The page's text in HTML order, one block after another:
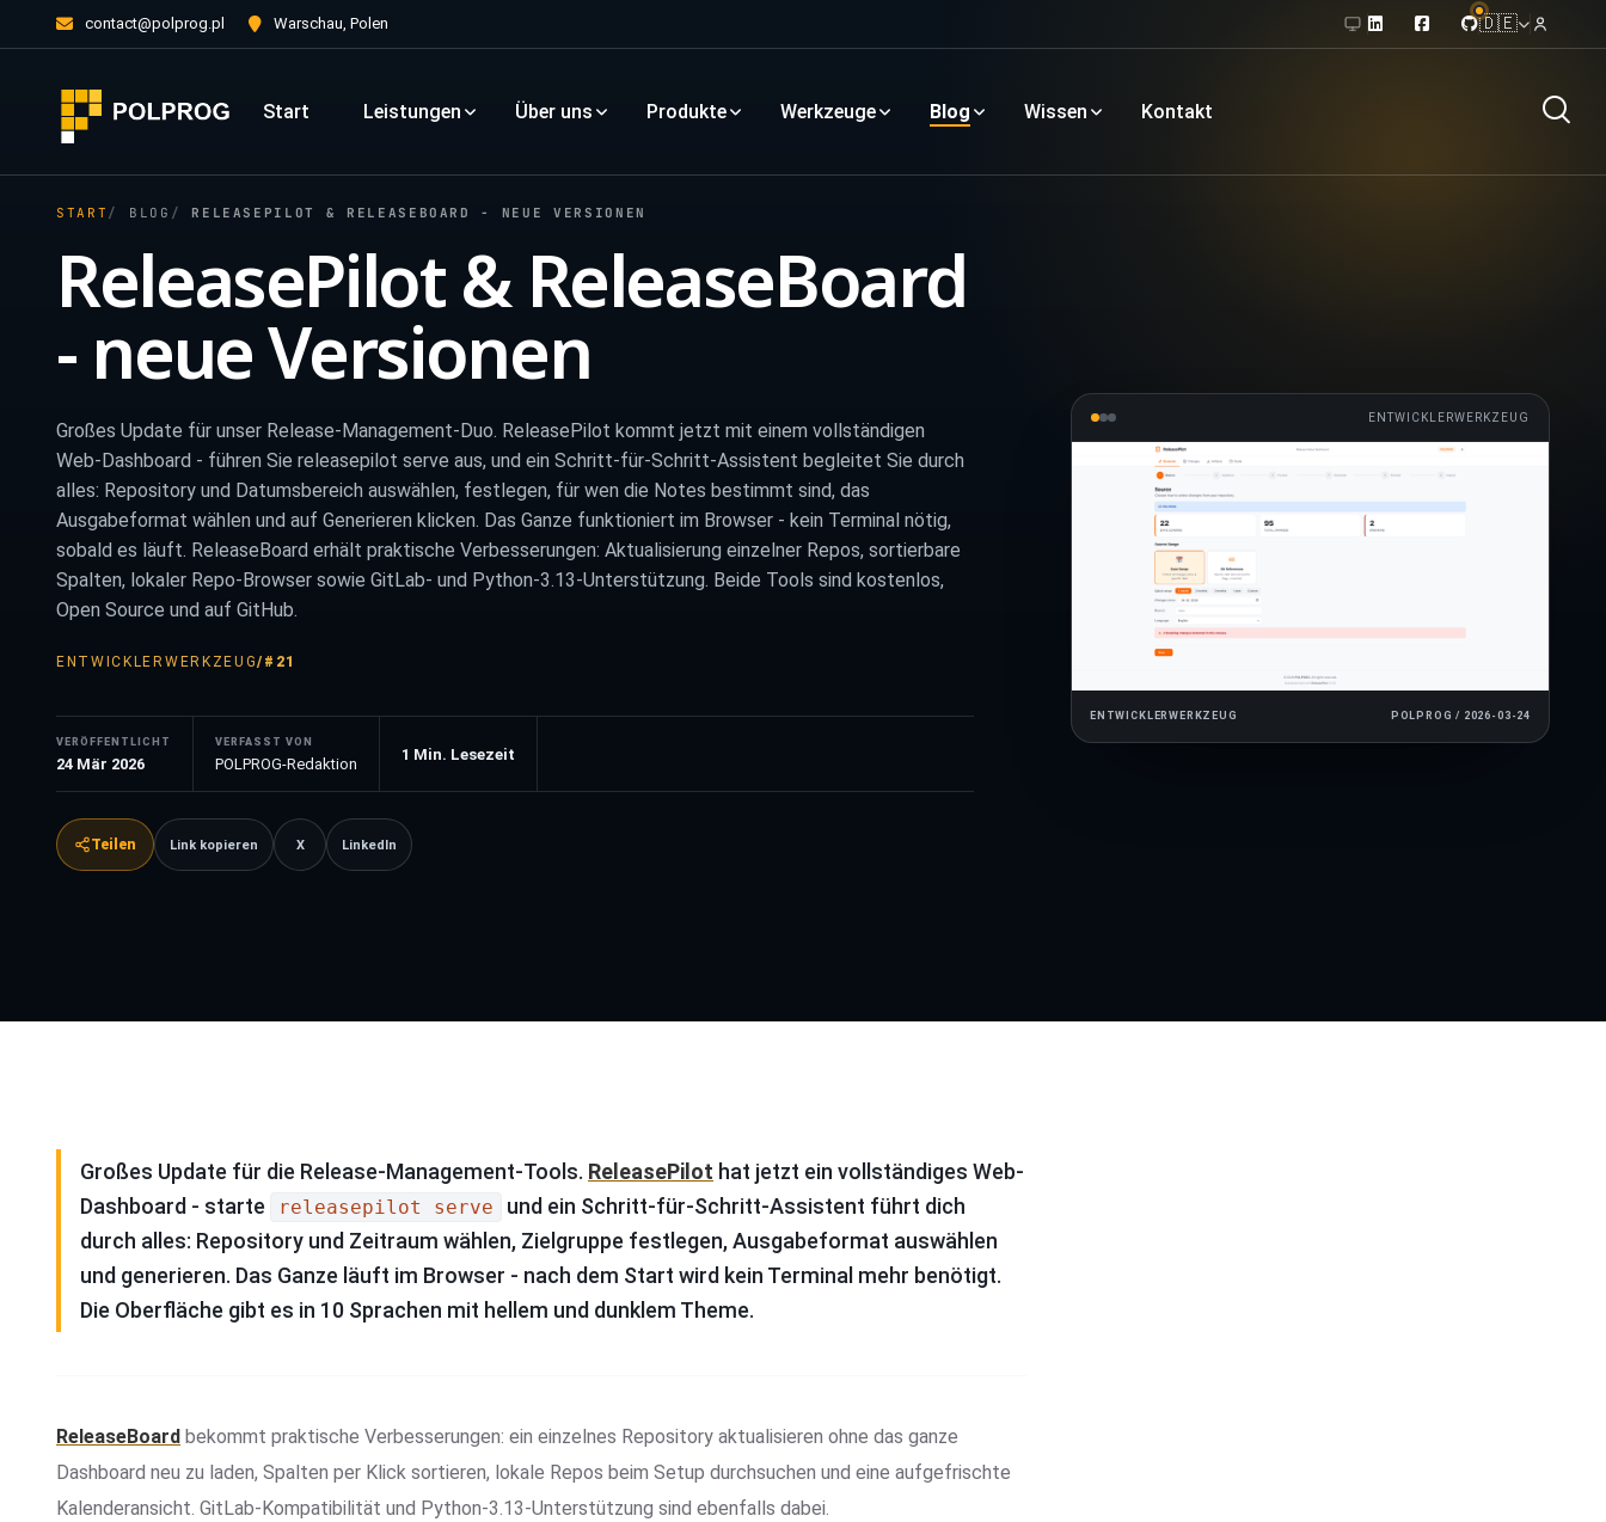
contact@polprog.pl Warschau, Polen 🇩🇪
Start Leistungen Über uns Produkte Werkzeuge Blog Wissen Kontakt
START BLOG RELEASEPILOT & RELEASEBOARD - NEUE VERSIONEN
ReleasePilot & ReleaseBoard
- neue Versionen
Großes Update für unser Release-Management-Duo. ReleasePilot kommt jetzt mit einem vollständigen
Web-Dashboard - führen Sie releasepilot serve aus, und ein Schritt-für-Schritt-Assistent begleitet Sie durch
alles: Repository und Datumsbereich auswählen, festlegen, für wen die Notes bestimmt sind, das
Ausgabeformat wählen und auf Generieren klicken. Das Ganze funktioniert im Browser - kein Terminal nötig,
sobald es läuft. ReleaseBoard erhält praktische Verbesserungen: Aktualisierung einzelner Repos, sortierbare
Spalten, lokaler Repo-Browser sowie GitLab- und Python-3.13-Unterstützung. Beide Tools sind kostenlos,
Open Source und auf GitHub.
ENTWICKLERWERKZEUG/ #21
VERÖFFENTLICHT
24 Mär 2026
VERFASST VON
POLPROG-Redaktion
1 Min. Lesezeit
Teilen Link kopieren X LinkedIn
ENTWICKLERWERKZEUG
ENTWICKLERWERKZEUG POLPROG / 2026-03-24
Großes Update für die Release-Management-Tools. ReleasePilot hat jetzt ein vollständiges Web-
Dashboard - starte
releasepilot serve
und ein Schritt-für-Schritt-Assistent führt dich
durch alles: Repository und Zeitraum wählen, Zielgruppe festlegen, Ausgabeformat auswählen
und generieren. Das Ganze läuft im Browser - nach dem Start wird kein Terminal mehr benötigt.
Die Oberfläche gibt es in 10 Sprachen mit hellem und dunklem Theme.
ReleaseBoard bekommt praktische Verbesserungen: ein einzelnes Repository aktualisieren ohne das ganze
Dashboard neu zu laden, Spalten per Klick sortieren, lokale Repos beim Setup durchsuchen und eine aufgefrischte
Kalenderansicht. GitLab-Kompatibilität und Python-3.13-Unterstützung sind ebenfalls dabei.